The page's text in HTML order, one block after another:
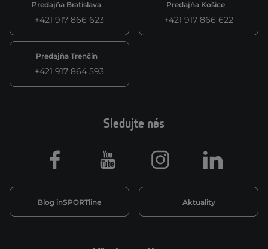
Predajňa Bratislava
+421 917 866 623
Predajňa Košice
+421 917 866 622
Predajňa Trenčín
+421 917 864 593
Sledujte nás
Blog inSPORTline Aktuality
Facebook Youtube Instagram LinkedIn